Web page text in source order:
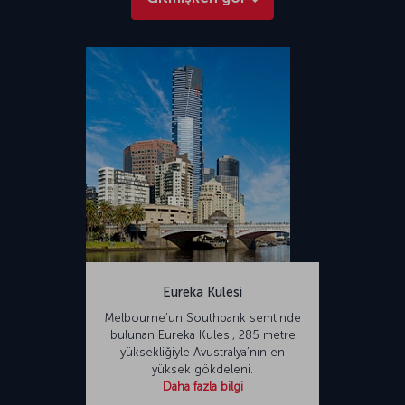
Eureka Kulesi
Melbourne’un Southbank semtinde
bulunan Eureka Kulesi, 285 metre
yüksekliğiyle Avustralya’nın en
yüksek gökdeleni.
Daha fazla bilgi